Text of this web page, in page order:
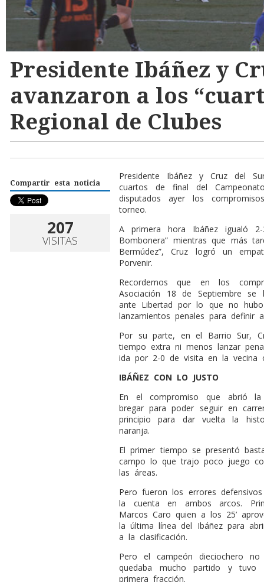
Presidente Ibáñez y
avanzaron a los
Regional de Clubes
Compartir esta noticia
207
VISITAS
Presidente Ibáñez y Cruz del
cuartos de final del
disputados ayer los
torneo.
A primera hora Ibáñez igualó
Bombonera” mientras que más
Bermúdez”, Cruz logró un
Porvenir.
Recordemos que en los
Asociación 18 de Septiembre
ante Libertad por lo que no
lanzamientos penales para definir
Por su parte, en el Barrio Sur,
tiempo extra ni menos lanzar
ida por 2-0 de visita en la vecina
IBÁÑEZ CON LO JUSTO
En el compromiso que abrió
bregar para poder seguir en
principio para dar vuelta la
naranja.
El primer tiempo se presentó
campo lo que trajo poco juego
las áreas.
Pero fueron los errores
la cuenta en ambos arcos.
Marcos Caro quien a los 25’
la última línea del Ibáñez para
a la clasificación.
Pero el campeón dieciochero
quedaba mucho partido y
primera fracción.